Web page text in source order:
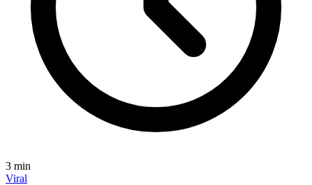
3 min
Viral